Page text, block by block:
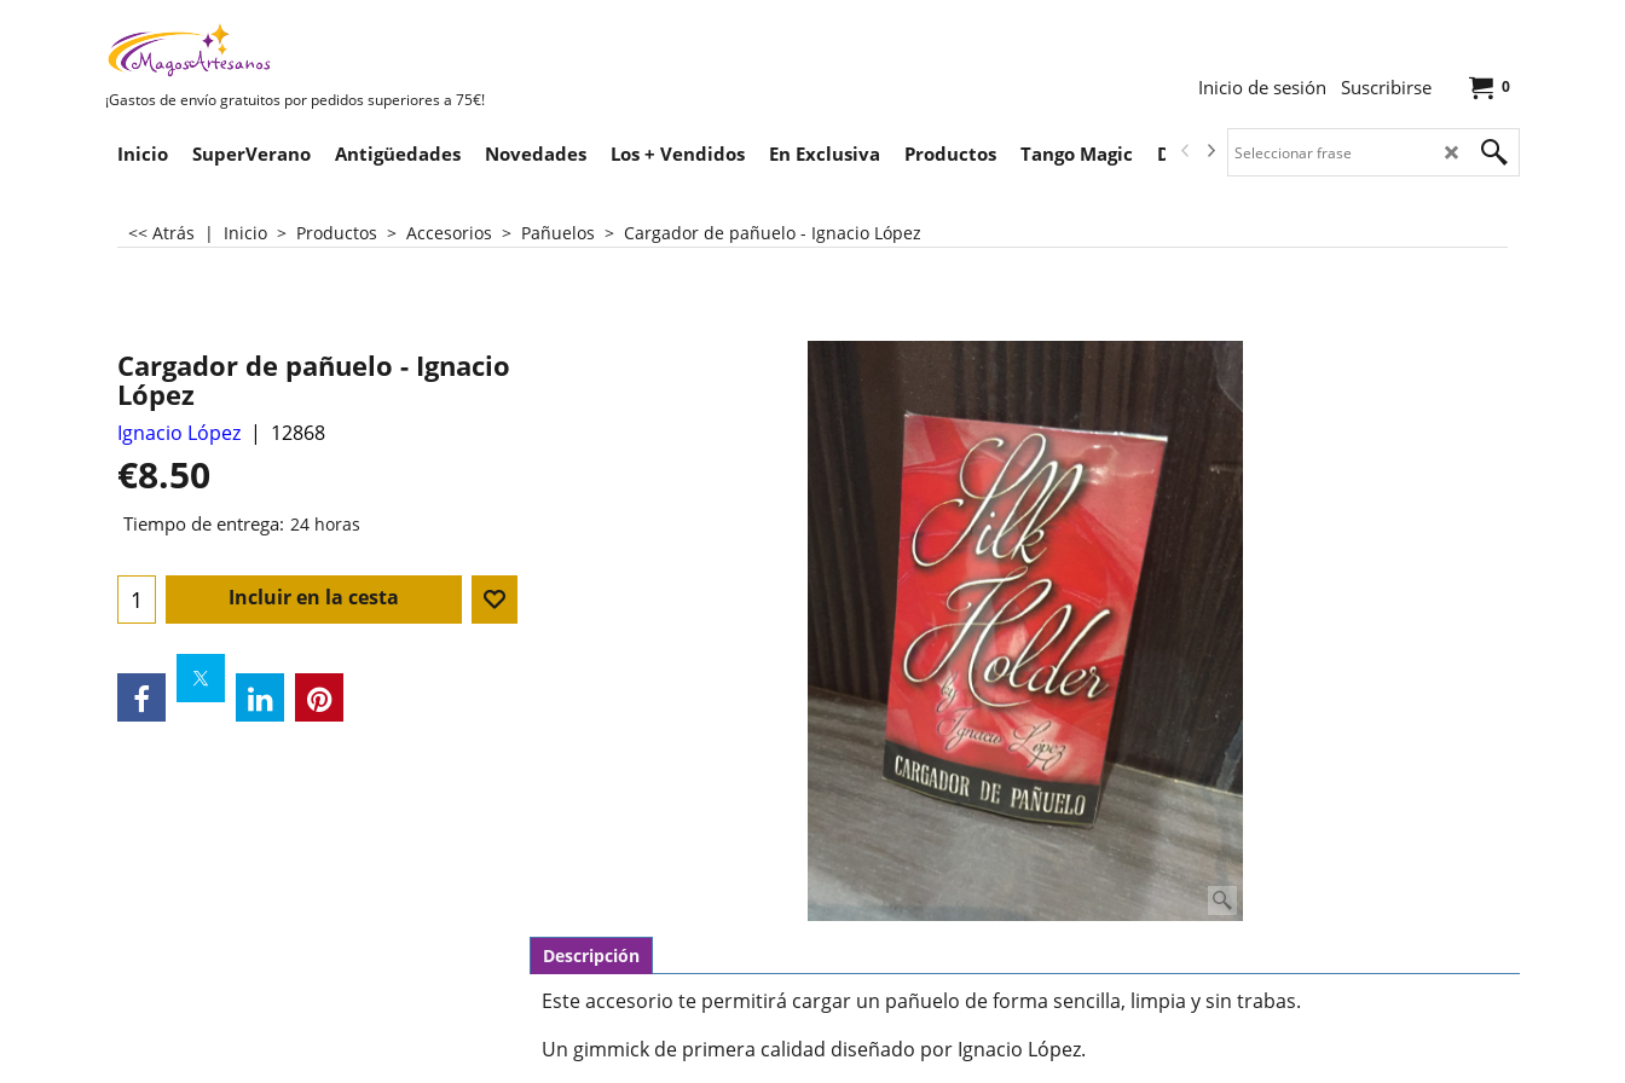
¡Gastos de envío gratuitos por pedidos superiores a 75€!
0
Inicio de sesión Suscribirse
Inicio SuperVerano Antigüedades Novedades Los + Vendidos En Exclusiva Productos Tango Magic Descargas
<< Atrás | Inicio > Productos > Accesorios > Pañuelos > Cargador de pañuelo - Ignacio López
Cargador de pañuelo - Ignacio
López
Ignacio López 12868
€8.50
Tiempo de entrega: 24 horas
Incluir en la cesta
Descripción
Este accesorio te permitirá cargar un pañuelo de forma sencilla, limpia y sin trabas.
Un gimmick de primera calidad diseñado por Ignacio López.